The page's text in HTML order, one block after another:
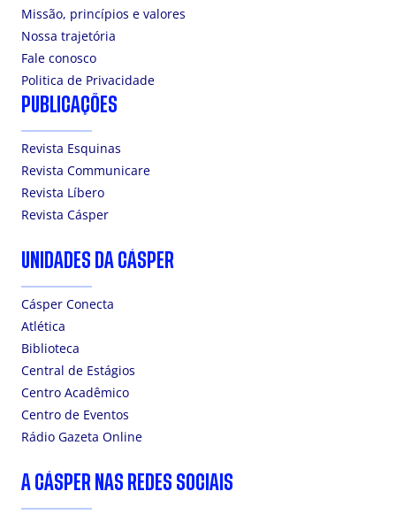
Missão, princípios e valores
Nossa trajetória
Fale conosco
Politica de Privacidade
PUBLICAÇÕES
Revista Esquinas
Revista Communicare
Revista Líbero
Revista Cásper
UNIDADES DA CÁSPER
Cásper Conecta
Atlética
Biblioteca
Central de Estágios
Centro Acadêmico
Centro de Eventos
Rádio Gazeta Online
A CÁSPER NAS REDES SOCIAIS